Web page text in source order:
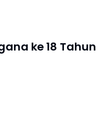
ke 18 Tahun